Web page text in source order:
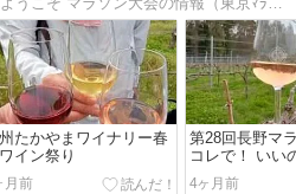
たかやまワイナリー春
イン祭り
月前
第28回長野マ
コレで！ いい
で？ いいんだ
4ヶ月前